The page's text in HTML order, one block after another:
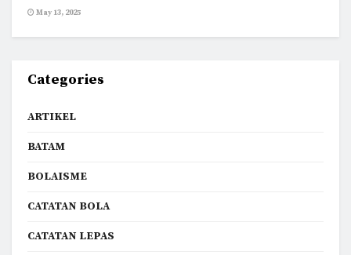
May 13, 2025
Categories
ARTIKEL
BATAM
BOLAISME
CATATAN BOLA
CATATAN LEPAS